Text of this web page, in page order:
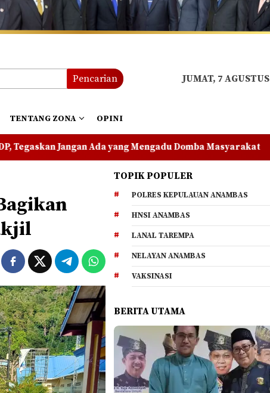
Pencarian JUMAT, 7
TENTANG ZONA OPINI
Mengadu Domba Masyarakat Polres Anambas
TOPIK POPULER
POLRES KEPULAUAN ANAMBAS
HNSI ANAMBAS
LANAL TAREMPA
NELAYAN ANAMBAS
VAKSINASI
BERITA UTAMA